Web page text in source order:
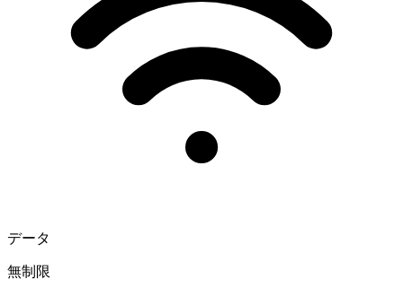
データ
無制限